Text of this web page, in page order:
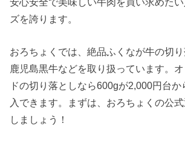
ズを誇ります。
おろちょくでは、絶品ふくなが牛の切
鹿児島黒牛などを取り扱っています。
ドの切り落としなら600gが2,000円台
入できます。まずは、おろちょくの公
しましょう！